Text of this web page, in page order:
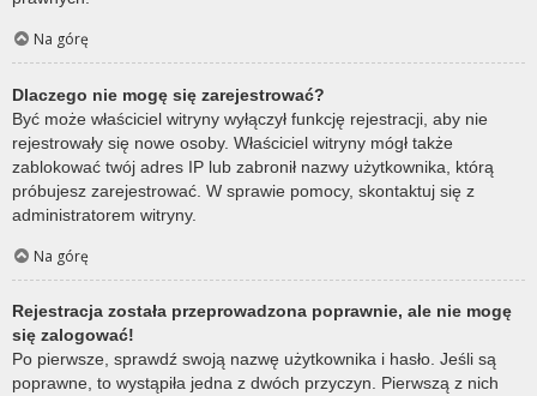
Na górę
Dlaczego nie mogę się zarejestrować?
Być może właściciel witryny wyłączył funkcję rejestracji, aby nie
rejestrowały się nowe osoby. Właściciel witryny mógł także
zablokować twój adres IP lub zabronił nazwy użytkownika, którą
próbujesz zarejestrować. W sprawie pomocy, skontaktuj się z
administratorem witryny.
Na górę
Rejestracja została przeprowadzona poprawnie, ale nie mogę
się zalogować!
Po pierwsze, sprawdź swoją nazwę użytkownika i hasło. Jeśli są
poprawne, to wystąpiła jedna z dwóch przyczyn. Pierwszą z nich